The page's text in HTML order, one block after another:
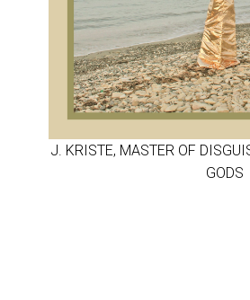
J. KRISTE, MASTER OF
GODS